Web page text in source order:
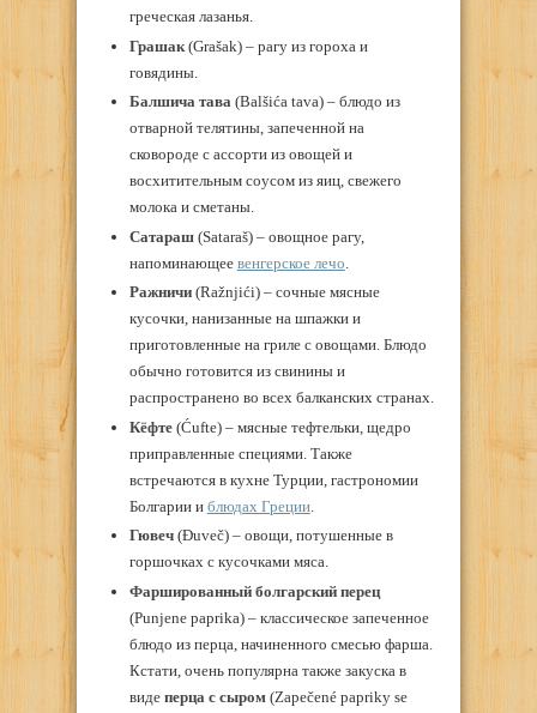
греческая лазанья.
Грашак(Grašak) – рагу из гороха и
говядины.
Балшича тава(Balšića tava) – блюдо из
отварной телятины, запеченной на
сковороде с ассорти из овощей и
восхитительным соусом из яиц, свежего
молока и сметаны.
Сатараш(Sataraš) – овощное рагу,
напоминающее венгерское лечо
Ражничи(Ražnjići) – сочные мясные
кусочки, нанизанные на шпажки и
приготовленные на гриле с овощами. Блюдо
обычно готовится из свинины и
распространено во всех балканских странах.
Кёфте(Ćufte) – мясные тефтельки, щедро
приправленные специями. Также
встречаются в кухне Турции, гастрономии
Болгарии и блюдах Греции.
Гювеч(Đuveč) – овощи, потушенные в
горшочках с кусочками мяса.
Фаршированный болгарский перец
(Punjene paprika) – классическое запеченное
блюдо из перца, начиненного смесью фарша.
Кстати, очень популярна также закуска в
виде перца с сыром(Zapečené papriky se